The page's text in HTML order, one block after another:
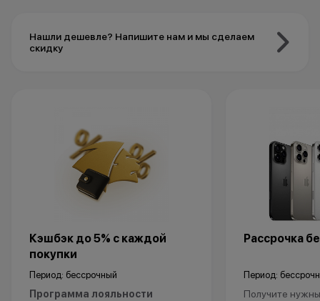
Нашли дешевле? Напишите нам и мы сделаем
скидку
Кэшбэк до 5% с каждой
покупки
Период: бессрочный
Программа лояльности
Рассрочка
Период:
Получите